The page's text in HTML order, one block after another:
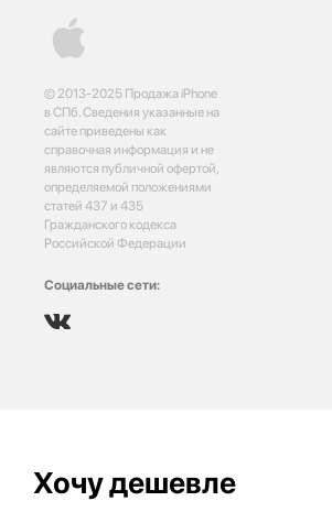
© 2013-2025 Продажа iPhone
в СПб. Сведения указанные на
сайте приведены как
справочная информация и не
являются публичной офертой,
определяемой положениями
статей 437 и 435
Гражданского кодекса
Российской Федерации
Социальные сети:
Хочу дешевле